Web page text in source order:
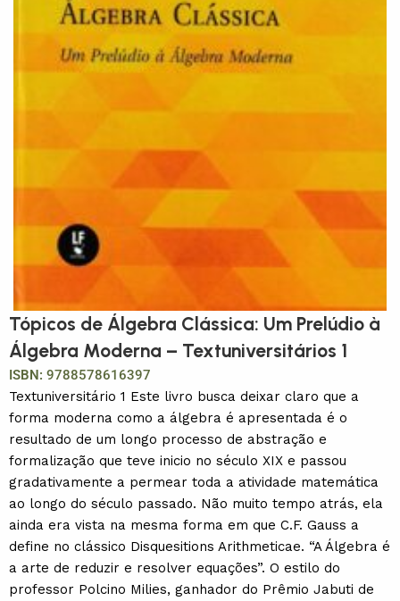
Tópicos de Álgebra Clássica: Um Prelúdio à
Álgebra Moderna – Textuniversitários 1
ISBN: 9788578616397
Textuniversitário 1 Este livro busca deixar claro que a
forma moderna como a álgebra é apresentada é o
resultado de um longo processo de abstração e
formalização que teve inicio no século XIX e passou
gradativamente a permear toda a atividade matemática
ao longo do século passado. Não muito tempo atrás, ela
ainda era vista na mesma forma em que C.F. Gauss a
define no clássico Disquesitions Arithmeticae. “A Álgebra é
a arte de reduzir e resolver equações”. O estilo do
professor Polcino Milies, ganhador do Prêmio Jabuti de